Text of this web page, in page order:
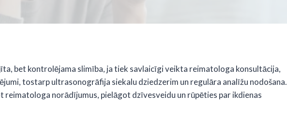
bet kontrolējama slimība, ja tiek savlaicīgi veikta reimatologa konsultācija,
tostarp ultrasonogrāfija siekalu dziedzerim un regulāra analīžu nodošana.
reimatologa norādījumus, pielāgot dzīvesveidu un rūpēties par ikdienas